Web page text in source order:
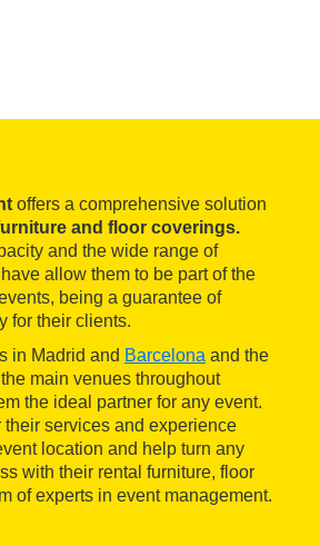
offers a comprehensive solution
and floor coverings.
and the wide range of
allow them to be part of the
being a guarantee of
for their clients.
in Madrid and Barcelona and the
main venues throughout
the ideal partner for any event.
their services and experience
location and help turn any
with their rental furniture, floor
of experts in event management.